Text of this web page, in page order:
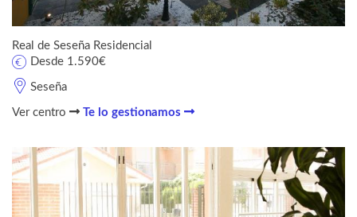
Real de Seseña Residencial
Seseña
Desde 1.590€
Ver centro Te lo gestionamos